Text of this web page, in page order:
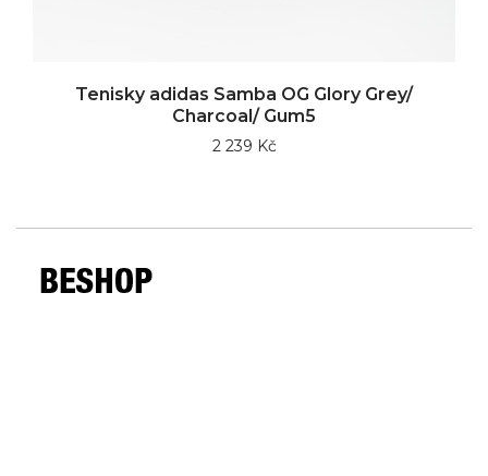
Tenisky adidas Samba OG Glory Grey/
Charcoal/ Gum5
2 239 Kč